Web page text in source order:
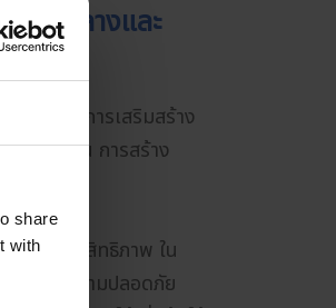
share
with
นาดกลางและ
บบไอที การเสริมสร้าง
ารใช้งาน การสร้าง
ามีให้ประสิทธิภาพ ใน
คราะห์ความปลอดภัย